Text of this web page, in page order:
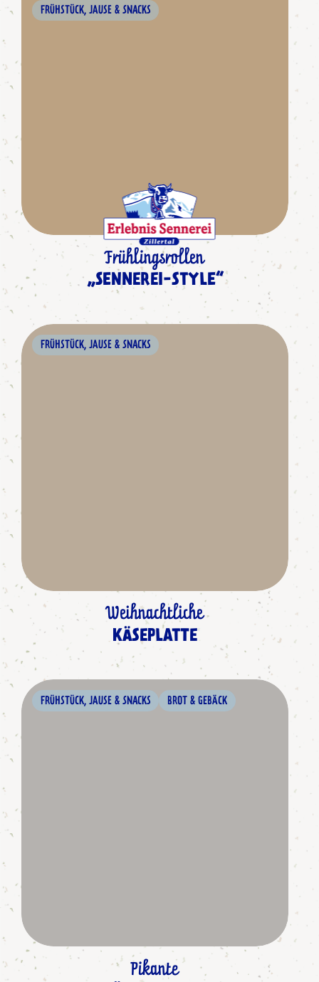
FRÜHSTÜCK, JAUSE & SNACKS
Frühlingsrollen
„SENNEREI-STYLE“
FRÜHSTÜCK, JAUSE & SNACKS
Weihnachtliche
KÄSEPLATTE
FRÜHSTÜCK, JAUSE & SNACKS BROT & GEBÄCK
Pikante